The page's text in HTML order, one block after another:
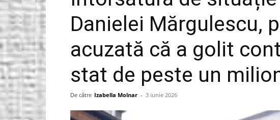
Gorjeanul.ro
Danielei Mărgulescu,
acuzată că a golit
stat de peste un
De către Izabella Molnar - 3 iunie 2026